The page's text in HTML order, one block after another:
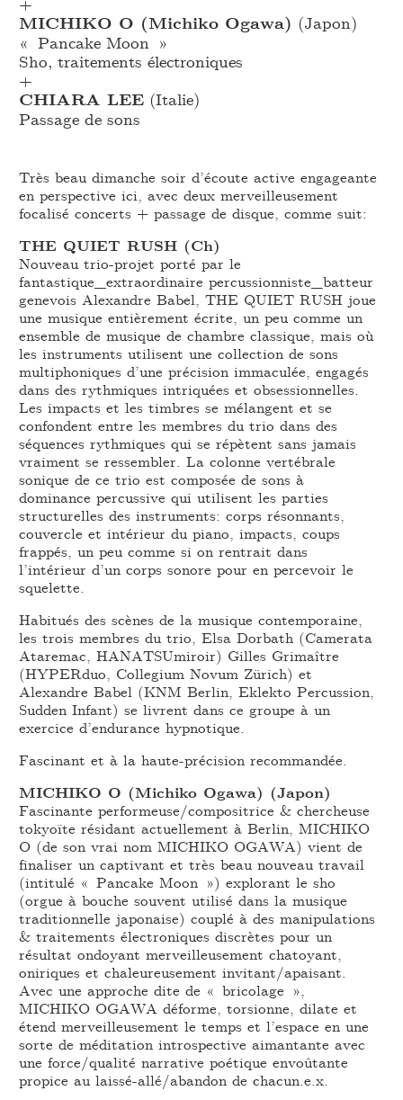
MICHIKO O (Michiko Ogawa) (Japon)
« Pancake Moon »
Sho, traitements électroniques
+
CHIARA LEE (Italie)
Passage de sons
Très beau dimanche soir d’écoute active engageante
en perspective ici, avec deux merveilleusement
focalisé concerts + passage de disque, comme suit:
THE QUIET RUSH (Ch)
Nouveau trio-projet porté par le
fantastique_extraordinaire percussionniste_batteur
genevois Alexandre Babel, THE QUIET RUSH joue
une musique entièrement écrite, un peu comme un
ensemble de musique de chambre classique, mais où
les instruments utilisent une collection de sons
multiphoniques d’une précision immaculée, engagés
dans des rythmiques intriquées et obsessionnelles.
Les impacts et les timbres se mélangent et se
confondent entre les membres du trio dans des
séquences rythmiques qui se répètent sans jamais
vraiment se ressembler. La colonne vertébrale
sonique de ce trio est composée de sons à
dominance percussive qui utilisent les parties
structurelles des instruments: corps résonnants,
couvercle et intérieur du piano, impacts, coups
frappés, un peu comme si on rentrait dans
l’intérieur d’un corps sonore pour en percevoir le
squelette.
Habitués des scènes de la musique contemporaine,
les trois membres du trio, Elsa Dorbath (Camerata
Ataremac, HANATSUmiroir) Gilles Grimaître
(HYPERduo, Collegium Novum Zürich) et
Alexandre Babel (KNM Berlin, Eklekto Percussion,
Sudden Infant) se livrent dans ce groupe à un
exercice d’endurance hypnotique.
Fascinant et à la haute-précision recommandée.
MICHIKO O (Michiko Ogawa) (Japon)
Fascinante performeuse/compositrice & chercheuse
tokyoïte résidant actuellement à Berlin, MICHIKO
O (de son vrai nom MICHIKO OGAWA) vient de
finaliser un captivant et très beau nouveau travail
(intitulé « Pancake Moon ») explorant le sho
(orgue à bouche souvent utilisé dans la musique
traditionnelle japonaise) couplé à des manipulations
& traitements électroniques discrètes pour un
résultat ondoyant merveilleusement chatoyant,
oniriques et chaleureusement invitant/apaisant.
Avec une approche dite de « bricolage »,
MICHIKO OGAWA déforme, torsionne, dilate et
étend merveilleusement le temps et l’espace en une
sorte de méditation introspective aimantante avec
une force/qualité narrative poétique envoûtante
propice au laissé-allé/abandon de chacun.e.x.